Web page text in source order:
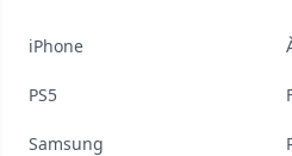
iPhone
PS5
Samsung